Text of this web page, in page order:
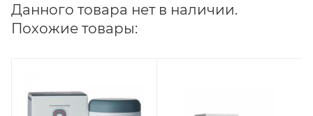
Данного товара нет в наличии.
Похожие товары: